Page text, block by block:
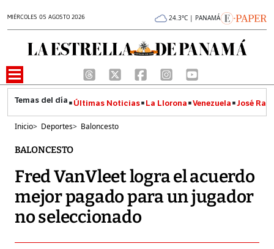
MIÉRCOLES 05 AGOSTO 2026 24.3°C | PANAMÁ
Últimas Noticias La Llorona Venezuela José
Inicio> Deportes> Baloncesto
BALONCESTO
Fred VanVleet logra el acuerdo
mejor pagado para un jugador
no seleccionado